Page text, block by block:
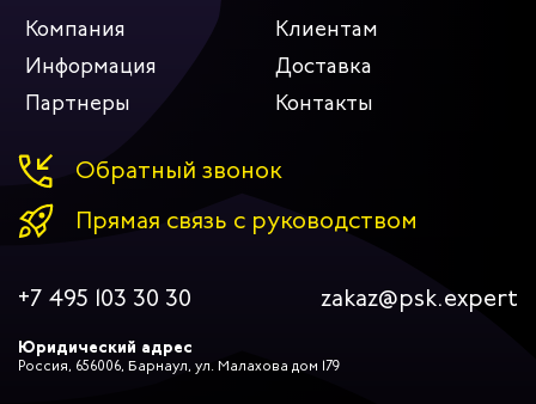
Компания
Клиентам
Информация
Доставка
Партнеры
Контакты
Обратный звонок
Прямая связь с руководством
+7 495 103 30 30 zakaz@psk.expert
Юридический адрес
Россия, 656006, Барнаул, ул. Малахова дом 179